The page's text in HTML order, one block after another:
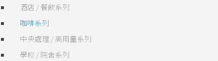
酒店 / 餐飲系列
咖啡系列
中央處理 / 高用量系列
學校 / 院舍系列